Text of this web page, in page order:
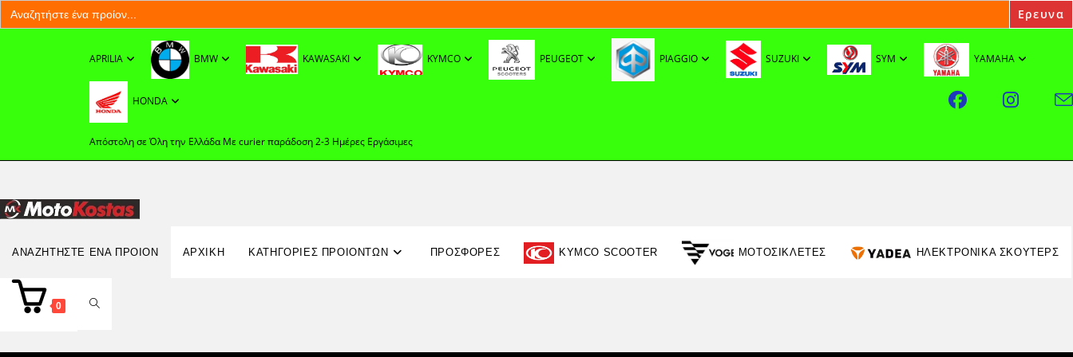
Search
for:
APRILIA BMW KAWASAKI KYMCO PEUGEOT PIAGGIO SUZUKI SYM YAMAHA
HONDA
Απόστολη σε Όλη την Ελλάδα Με curier παράδοση 2-3 Ημέρες Εργάσιμες
ΑΝΑΖΗΤΉΣΤΕ ΈΝΑ ΠΡΟΊΟΝ
Search
for: ΑΡΧΙΚΉ ΚΑΤΗΓΟΡΙΕΣ ΠΡΟΙΟΝΤΩΝ ΠΡΟΣΦΟΡΈΣ KYMCO SCOOTER ΜΟΤΟΣΙΚΛΕΤΕΣ ΗΛΕΚΤΡΟΝΙΚΑ ΣΚΟΥΤΕΡΣ
0 TOGGLE